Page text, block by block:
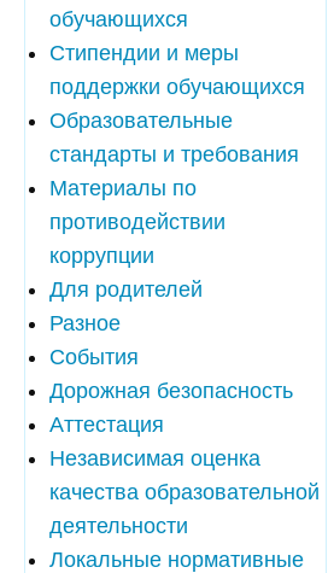
обучающихся
Стипендии и меры
поддержки обучающихся
Образовательные
стандарты и требования
Материалы по
противодействии
коррупции
Для родителей
Разное
События
Дорожная безопасность
Аттестация
Независимая оценка
качества образовательной
деятельности
Локальные нормативные